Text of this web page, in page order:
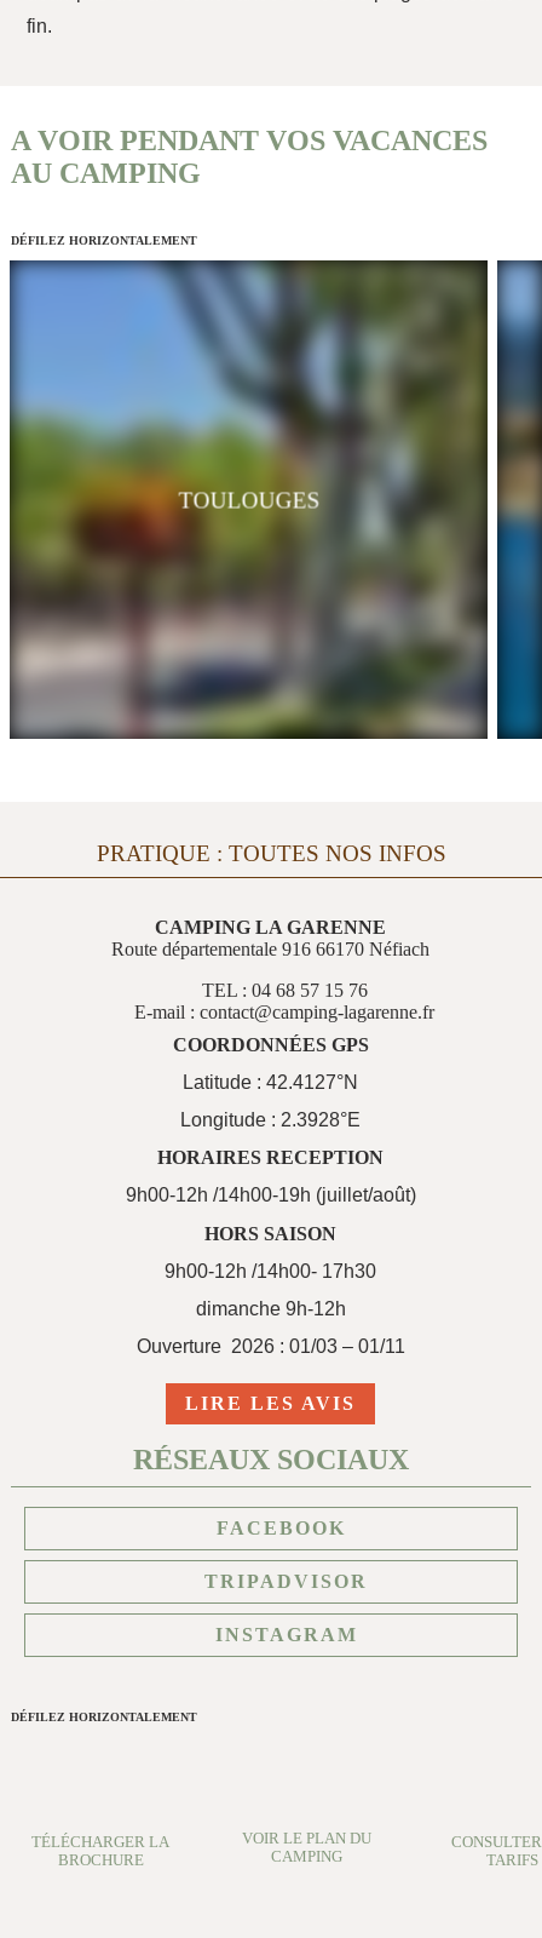
fin.
A VOIR PENDANT VOS VACANCES
AU CAMPING
DÉFILEZ HORIZONTALEMENT
TOULOUGES
PRATIQUE : TOUTES NOS INFOS
CAMPING LA GARENNE
Route départementale 916 66170 Néfiach
TEL : 04 68 57 15 76
E-mail : contact@camping-lagarenne.fr
COORDONNÉES GPS
Latitude : 42.4127°N
Longitude : 2.3928°E
HORAIRES RECEPTION
9h00-12h /14h00-19h (juillet/août)
HORS SAISON
9h00-12h /14h00- 17h30
dimanche 9h-12h
Ouverture 2026 : 01/03 – 01/11
LIRE LES AVIS
RÉSEAUX SOCIAUX
FACEBOOK
TRIPADVISOR
INSTAGRAM
DÉFILEZ HORIZONTALEMENT
TÉLÉCHARGER LA
BROCHURE
VOIR LE PLAN DU
CAMPING
TARIFS